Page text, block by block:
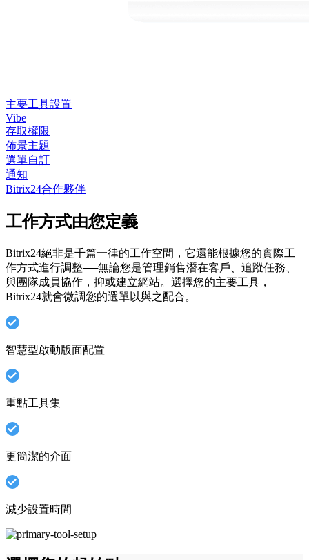
主要工具設置
Vibe
存取權限
佈景主題
選單自訂
通知
Bitrix24合作夥伴
工作方式由您定義
Bitrix24絕非是千篇一律的工作空間，它還能根據您的實際工
作方式進行調整──無論您是管理銷售潛在客戶、追蹤任務、
與團隊成員協作，抑或建立網站。選擇您的主要工具，
Bitrix24就會微調您的選單以與之配合。
智慧型啟動版面配置
重點工具集
更簡潔的介面
減少設置時間